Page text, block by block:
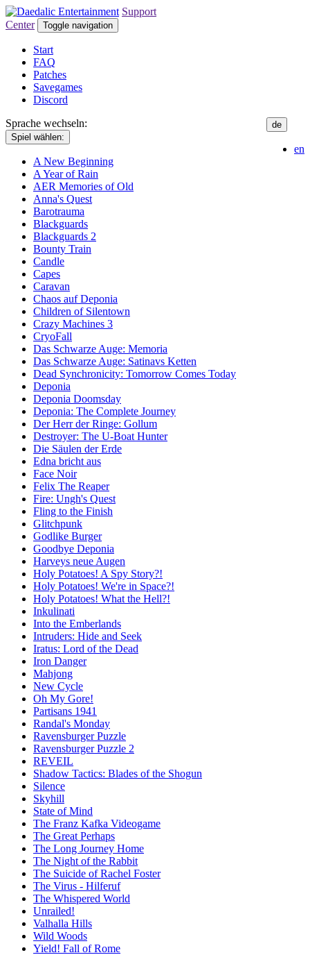
Support
Center
Toggle navigation
Start
FAQ
Patches
Savegames
Discord
Sprache wechseln:
de
en
Spiel wählen:
A New Beginning
A Year of Rain
AER Memories of Old
Anna's Quest
Barotrauma
Blackguards
Blackguards 2
Bounty Train
Candle
Capes
Caravan
Chaos auf Deponia
Children of Silentown
Crazy Machines 3
CryoFall
Das Schwarze Auge: Memoria
Das Schwarze Auge: Satinavs Ketten
Dead Synchronicity: Tomorrow Comes Today
Deponia
Deponia Doomsday
Deponia: The Complete Journey
Der Herr der Ringe: Gollum
Destroyer: The U-Boat Hunter
Die Säulen der Erde
Edna bricht aus
Face Noir
Felix The Reaper
Fire: Ungh's Quest
Fling to the Finish
Glitchpunk
Godlike Burger
Goodbye Deponia
Harveys neue Augen
Holy Potatoes! A Spy Story?!
Holy Potatoes! We're in Space?!
Holy Potatoes! What the Hell?!
Inkulinati
Into the Emberlands
Intruders: Hide and Seek
Iratus: Lord of the Dead
Iron Danger
Mahjong
New Cycle
Oh My Gore!
Partisans 1941
Randal's Monday
Ravensburger Puzzle
Ravensburger Puzzle 2
REVEIL
Shadow Tactics: Blades of the Shogun
Silence
Skyhill
State of Mind
The Franz Kafka Videogame
The Great Perhaps
The Long Journey Home
The Night of the Rabbit
The Suicide of Rachel Foster
The Virus - Hilferuf
The Whispered World
Unrailed!
Valhalla Hills
Wild Woods
Yield! Fall of Rome